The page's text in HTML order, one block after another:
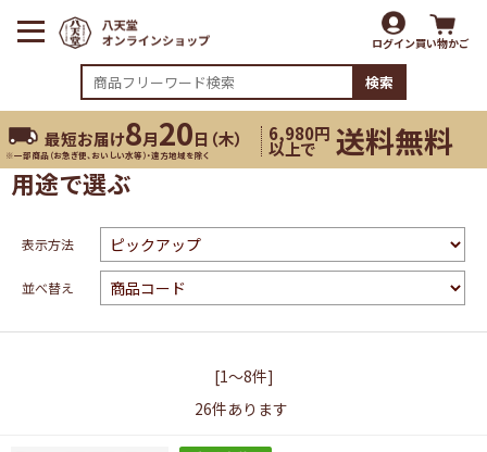
ログイン買い物かご
検索
最短お届け8月20日（木）
※一部商品（お急ぎ便、おいしい水等）・遠方地域を除く
6,980円
以上で 送料無料
用途で選ぶ
表示方法
並べ替え
[1～8件]
26件あります